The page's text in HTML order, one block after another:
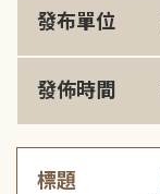
發布單位
發佈時間
標題